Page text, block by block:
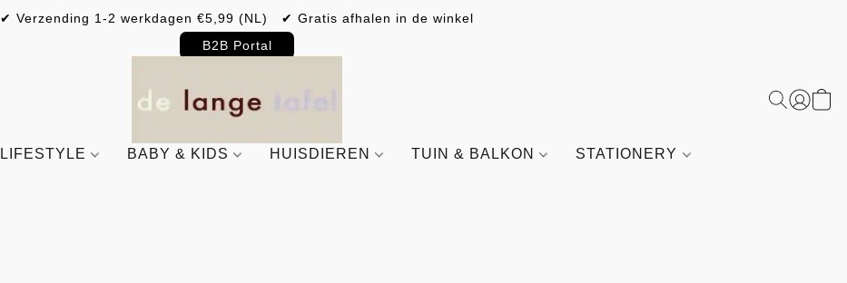
✔ Verzending 1-2 werkdagen €5,99 (NL) ✔ Gratis afhalen in de winkel
B2B Portal
LIFESTYLE BABY & KIDS HUISDIEREN TUIN & BALKON STATIONERY